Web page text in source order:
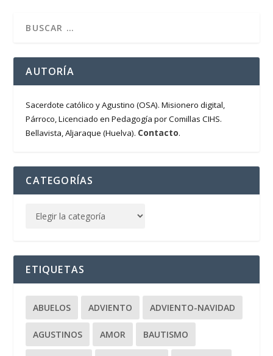
AUTORÍA
Sacerdote católico y Agustino (OSA). Misionero digital,
Párroco, Licenciado en Pedagogía por Comillas CIHS.
Bellavista, Aljaraque (Huelva). Contacto.
CATEGORÍAS
ETIQUETAS
ABUELOS ADVIENTO ADVIENTO-NAVIDAD
AGUSTINOS AMOR BAUTISMO